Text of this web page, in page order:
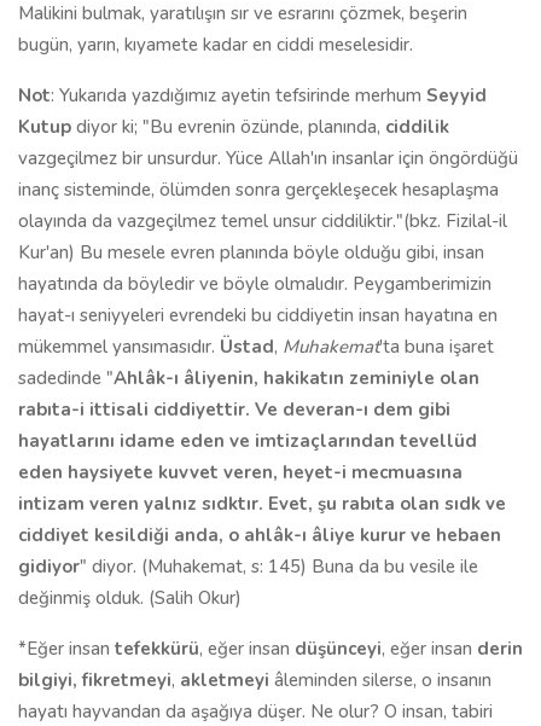
Malikini bulmak, yaratılışın sır ve esrarını çözmek, beşerin
bugün, yarın, kıyamete kadar en ciddi meselesidir.
Not: Yukarıda yazdığımız ayetin tefsirinde merhum Seyyid
Kutup diyor ki; "Bu evrenin özünde, planında, ciddilik
vazgeçilmez bir unsurdur. Yüce Allah'ın insanlar için öngördüğü
inanç sisteminde, ölümden sonra gerçekleşecek hesaplaşma
olayında da vazgeçilmez temel unsur ciddiliktir."(bkz. Fizilal-il
Kur'an) Bu mesele evren planında böyle olduğu gibi, insan
hayatında da böyledir ve böyle olmalıdır. Peygamberimizin
hayat-ı seniyyeleri evrendeki bu ciddiyetin insan hayatına en
mükemmel yansımasıdır. Üstad, Muhakemat'ta buna işaret
sadedinde "Ahlâk-ı âliyenin, hakikatın zeminiyle olan
rabıta-i ittisali ciddiyettir. Ve deveran-ı dem gibi
hayatlarını idame eden ve imtizaçlarından tevellüd
eden haysiyete kuvvet veren, heyet-i mecmuasına
intizam veren yalnız sıdktır. Evet, şu rabıta olan sıdk ve
ciddiyet kesildiği anda, o ahlâk-ı âliye kurur ve hebaen
gidiyor" diyor. (Muhakemat, s: 145) Buna da bu vesile ile
değinmiş olduk. (Salih Okur)
*Eğer insan tefekkürü, eğer insan düşünceyi, eğer insan derin
bilgiyi, fikretmeyi, akletmeyi âleminden silerse, o insanın
hayatı hayvandan da aşağıya düşer. Ne olur? O insan, tabiri